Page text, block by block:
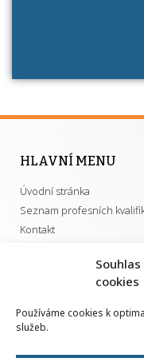
cookies
Používáme cookies k
služeb.
HLAVNÍ MENU
Úvodní stránka
Seznam profesních
Kontakt
GDPR